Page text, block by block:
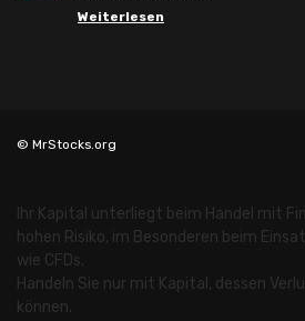
Weiterlesen
© MrStocks.org
Ihr Kapital unterliegt beim Handel mit
hohen Risiko, im Besonderen beim
wie CFDs.
Handeln Sie nur mit Kapital, dessen
können.